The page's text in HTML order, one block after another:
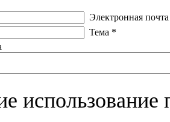
Электронная почта
Тема *